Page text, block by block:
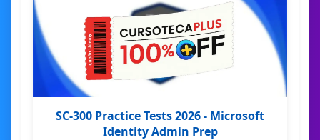
SC-300 Practice Tests 2026 - Microsoft
Identity Admin Prep